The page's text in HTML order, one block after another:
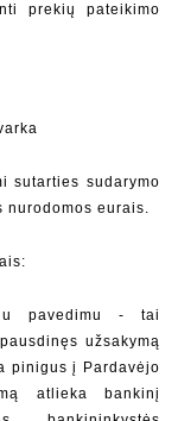
prekių pateikimo
sutarties sudarymo
nurodomos eurais.
pavedimu - tai
užsakymą
pinigus į Pardavėjo
atlieka bankinį